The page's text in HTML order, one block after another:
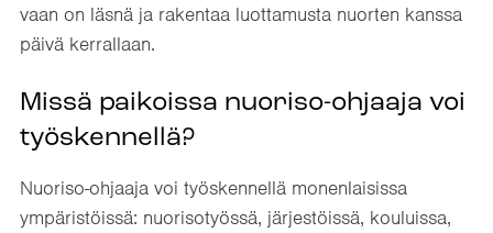
vaan on läsnä ja rakentaa luottamusta nuorten kanssa
päivä kerrallaan.
Missä paikoissa nuoriso-ohjaaja voi
työskennellä?
Nuoriso-ohjaaja voi työskennellä monenlaisissa
ympäristöissä: nuorisotyössä, järjestöissä, kouluissa,